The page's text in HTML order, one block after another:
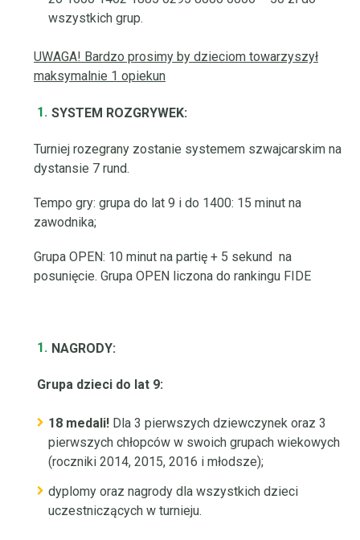
wszystkich grup.
UWAGA! Bardzo prosimy by dzieciom towarzyszył
maksymalnie 1 opiekun
SYSTEM ROZGRYWEK:
Turniej rozegrany zostanie systemem szwajcarskim na
dystansie 7 rund.
Tempo gry: grupa do lat 9 i do 1400: 15 minut na
zawodnika;
Grupa OPEN: 10 minut na partię + 5 sekund na
posunięcie. Grupa OPEN liczona do rankingu FIDE
NAGRODY:
Grupa dzieci do lat 9:
18 medali! Dla 3 pierwszych dziewczynek oraz 3
pierwszych chłopców w swoich grupach wiekowych
(roczniki 2014, 2015, 2016 i młodsze);
dyplomy oraz nagrody dla wszystkich dzieci
uczestniczących w turnieju.